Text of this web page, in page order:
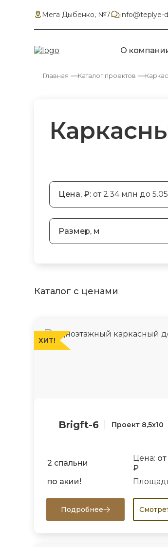
Мега Дыбенко, №7 info@teplye-
О
Главная Каталог проектов
Цена, ₽: от 2.34 млн до
Размер, м
Каталог с ценами
ХИТ!
Brigft-6 Проект 8,5х10
2 спальни
Цена:
₽
по акии!
Подробнее